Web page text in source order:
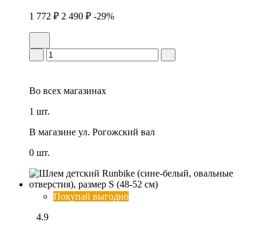
1 772 ₽ 2 490 ₽ -29%
Во всех магазинах
1 шт.
В магазине ул. Рогожский вал
0 шт.
Покупай выгодно
4.9